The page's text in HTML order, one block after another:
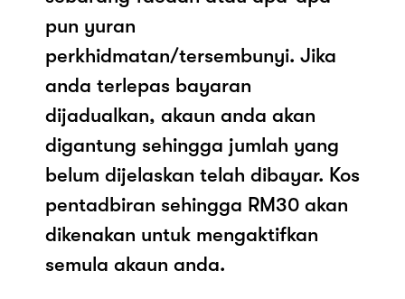
pun yuran
perkhidmatan/tersembunyi. Jika
anda terlepas bayaran
dijadualkan, akaun anda akan
digantung sehingga jumlah yang
belum dijelaskan telah dibayar. Kos
pentadbiran sehingga RM30 akan
dikenakan untuk mengaktifkan
semula akaun anda.